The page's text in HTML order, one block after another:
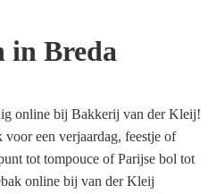
in Breda
online bij Bakkerij van der Kleij!
een verjaardag, feestje of
tot tompouce of Parijse bol tot
online bij van der Kleij